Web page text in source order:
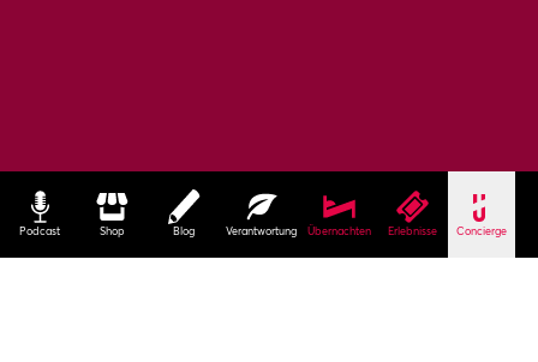
Podcast Shop Blog Verantwortung Übernachten Erlebnisse Concierge